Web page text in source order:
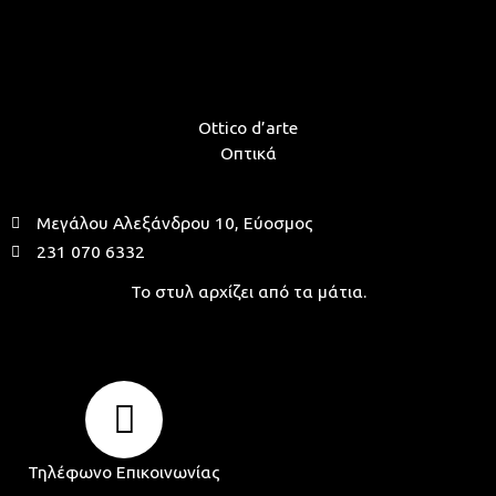
Ottico d’arte
Οπτικά
Μεγάλου Αλεξάνδρου 10, Εύοσμος
231 070 6332
Το στυλ αρχίζει από τα μάτια.
Τηλέφωνο Επικοινωνίας